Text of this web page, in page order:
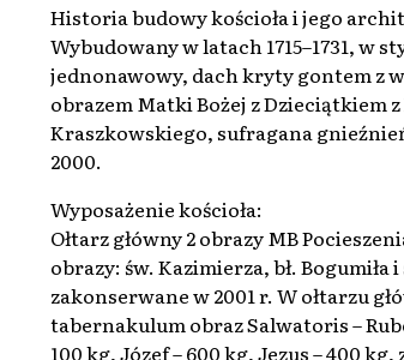
Historia budowy kościoła i jego
Wybudowany w latach 1715–1731,
jednonawowy, dach kryty gontem z
obrazem Matki Bożej z Dzieciątkiem
Kraszkowskiego, sufragana
2000.
Wyposażenie kościoła:
Ołtarz główny 2 obrazy MB
obrazy: św. Kazimierza, bł.
zakonserwane w 2001 r. W ołtarzu
tabernakulum obraz Salwatoris –
100 kg, Józef – 600 kg, Jezus – 400